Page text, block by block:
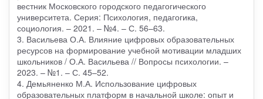
вестник Московского городского педагогического
университета. Серия: Психология, педагогика,
социология. – 2021. – №4. – С. 56–63.
3. Васильева О.А. Влияние цифровых образовательных
ресурсов на формирование учебной мотивации младших
школьников / О.А. Васильева // Вопросы психологии. –
2023. – №1. – С. 45–52.
4. Демьяненко М.А. Использование цифровых
образовательных платформ в начальной школе: опыт и